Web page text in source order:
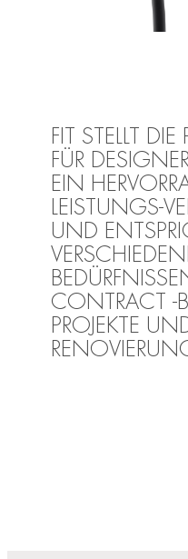
FIT STELLT DIE
FÜR
EIN
LEISTUNGS-
UND
CONTRACT -
PROJEKTE